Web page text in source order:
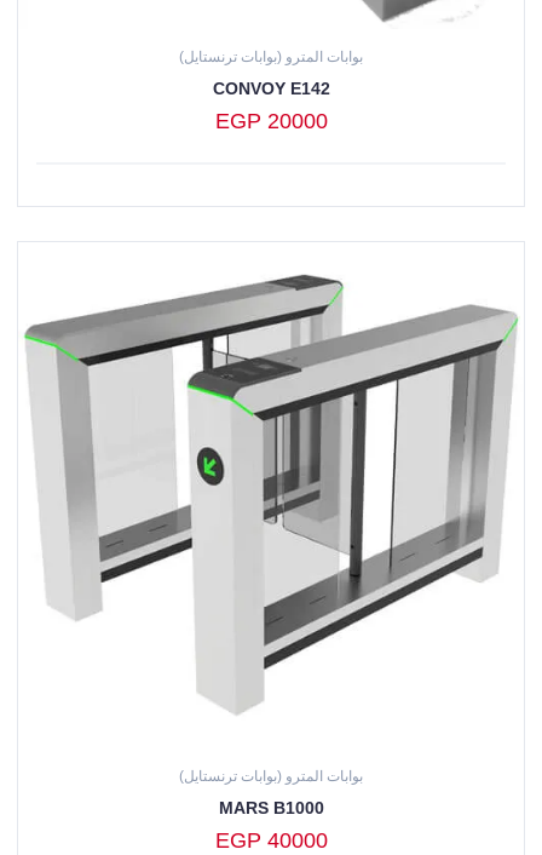
بوابات المترو (بوابات ترنستايل)
CONVOY E142
EGP 20000
بوابات المترو (بوابات ترنستايل)
MARS B1000
EGP 40000